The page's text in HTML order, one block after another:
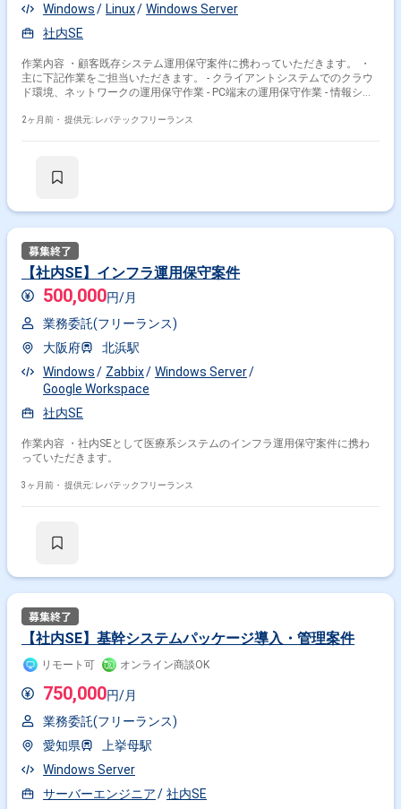
Windows
Linux
Windows Server
社内SE
作業内容 ・顧客既存システム運用保守案件に携わっていただきます。 ・
主に下記作業をご担当いただきます。 - クライアントシステムでのクラウ
ド環境、ネットワークの運用保守作業 - PC端末の運用保守作業 - 情報シス
2ヶ月前・ 提供元: レバテックフリーランス
【社内SE】インフラ運用保守案件
500,000円/月
業務委託(フリーランス)
大阪府
北浜駅
Windows
Zabbix
Windows Server
Google Workspace
社内SE
作業内容 ・社内SEとして医療系システムのインフラ運用保守案件に携わ
っていただきます。
3ヶ月前・ 提供元: レバテックフリーランス
【社内SE】基幹システムパッケージ導入・管理案件
リモート可 オンライン商談OK
750,000円/月
業務委託(フリーランス)
愛知県
上挙母駅
Windows Server
サーバーエンジニア
社内SE